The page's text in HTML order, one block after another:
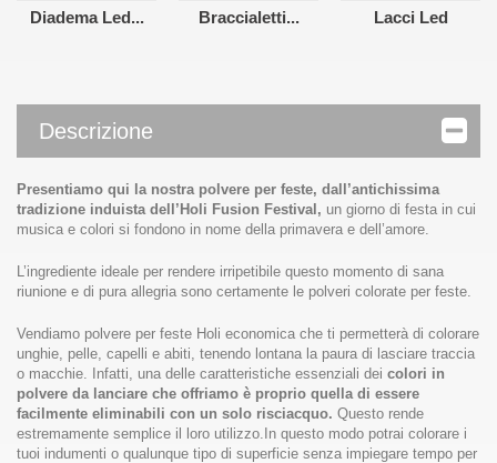
Diadema Led... Braccialetti... Lacci Led
Descrizione
Presentiamo qui la nostra polvere per feste, dall’antichissima
tradizione induista dell’Holi Fusion Festival, un giorno di festa in cui
musica e colori si fondono in nome della primavera e dell’amore.
L’ingrediente ideale per rendere irripetibile questo momento di sana
riunione e di pura allegria sono certamente le polveri colorate per feste.
Vendiamo polvere per feste Holi economica che ti permetterà di colorare
unghie, pelle, capelli e abiti, tenendo lontana la paura di lasciare traccia
o macchie. Infatti, una delle caratteristiche essenziali dei colori in
polvere da lanciare che offriamo è proprio quella di essere
facilmente eliminabili con un solo risciacquo. Questo rende
estremamente semplice il loro utilizzo.In questo modo potrai colorare i
tuoi indumenti o qualunque tipo di superficie senza impiegare tempo per